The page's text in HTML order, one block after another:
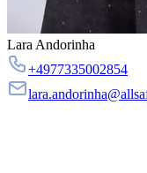
Lara Andorinha
+4977335002854